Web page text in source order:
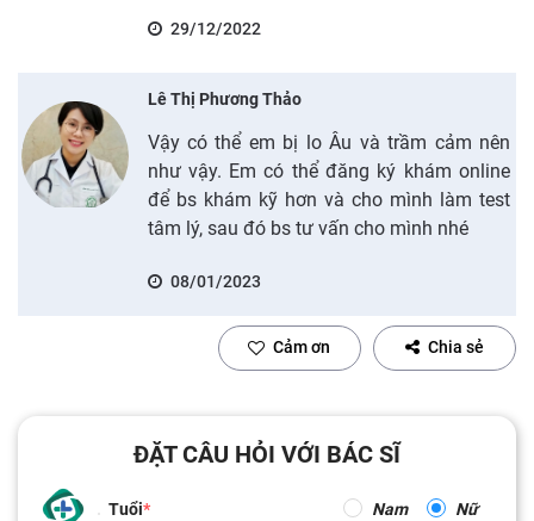
29/12/2022
Lê Thị Phương Thảo
Vậy có thể em bị lo Âu và trầm cảm nên
như vậy. Em có thể đăng ký khám online
để bs khám kỹ hơn và cho mình làm test
tâm lý, sau đó bs tư vấn cho mình nhé
08/01/2023
Cảm ơn Chia sẻ
ĐẶT CÂU HỎI VỚI BÁC SĨ
Tuổi Nam Nữ